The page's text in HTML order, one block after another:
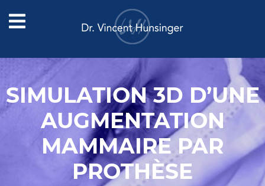
SIMULATION 3D D’UNE
AUGMENTATION
MAMMAIRE PAR
PROTHÈSE